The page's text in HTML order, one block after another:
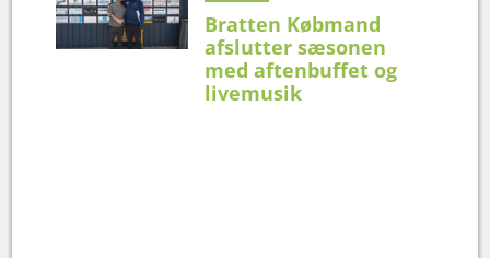
Bratten Købmand
afslutter sæsonen
med aftenbuffet og
livemusik